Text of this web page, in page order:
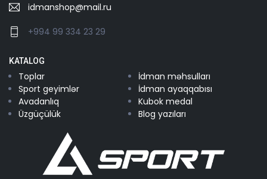
idmanshop@mail.ru
+994 99 334 23 29
KATALOG
Toplar
İdman məhsulları
Sport geyimlər
İdman ayaqqabısı
Avadanlıq
Kubok medal
Üzgüçülük
Blog yazıları